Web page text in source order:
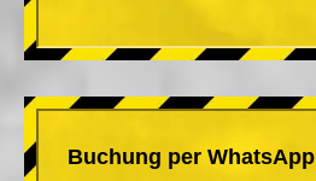
Buchung per WhatsApp